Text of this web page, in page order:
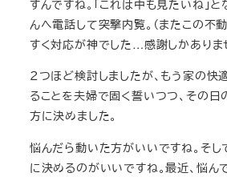
すんですね。「これは中も見たいね」
んへ電話して突撃内覧。（またこの不
すく対応が神でした…感謝しかありま
２つほど検討しましたが、もう家の
ることを夫婦で固く誓いつつ、その
方に決めました。
悩んだら動いた方がいいですね。そし
に決めるのがいいですね。最近、悩